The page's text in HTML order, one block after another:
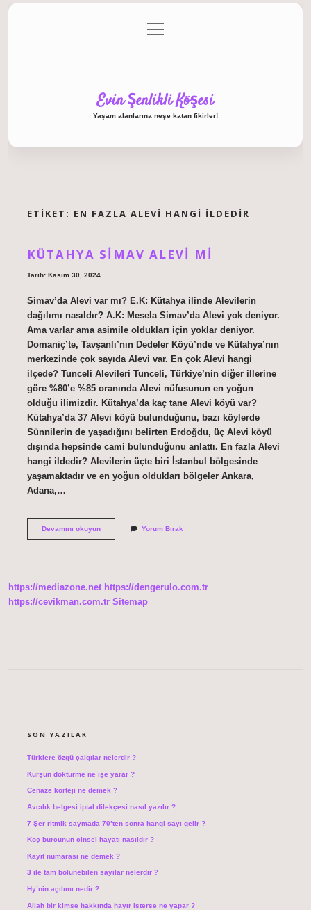
Gizlilik Politikası
menüyü
aç
Evin Şenlikli Köşesi
Yaşam alanlarına neşe katan fikirler!
ETIKET: EN FAZLA ALEVI HANGI ILDEDIR
KÜTAHYA SIMAV ALEVI MI
Tarih: Kasım 30, 2024
Simav’da Alevi var mı? E.K: Kütahya ilinde Alevilerin
dağılımı nasıldır? A.K: Mesela Simav’da Alevi yok deniyor.
Ama varlar ama asimile oldukları için yoklar deniyor.
Domaniç’te, Tavşanlı’nın Dedeler Köyü’nde ve Kütahya’nın
merkezinde çok sayıda Alevi var. En çok Alevi hangi
ilçede? Tunceli Alevileri Tunceli, Türkiye’nin diğer illerine
göre %80’e %85 oranında Alevi nüfusunun en yoğun
olduğu ilimizdir. Kütahya’da kaç tane Alevi köyü var?
Kütahya’da 37 Alevi köyü bulunduğunu, bazı köylerde
Sünnilerin de yaşadığını belirten Erdoğdu, üç Alevi köyü
dışında hepsinde cami bulunduğunu anlattı. En fazla Alevi
hangi ildedir? Alevilerin üçte biri İstanbul bölgesinde
yaşamaktadır ve en yoğun oldukları bölgeler Ankara,
Adana,…
Devamını okuyunKütahya
Yorum Bırak
https://mediazone.net https://dengerulo.com.tr
https://cevikman.com.tr Sitemap
SON YAZILAR
Türklere özgü çalgılar nelerdir ?
Kurşun döktürme ne işe yarar ?
Cenaze korteji ne demek ?
Avcılık belgesi iptal dilekçesi nasıl yazılır ?
7 Şer ritmik saymada 70’ten sonra hangi sayı gelir ?
Koç burcunun cinsel hayatı nasıldır ?
Kayıt numarası ne demek ?
3 ile tam bölünebilen sayılar nelerdir ?
Hy’nin açılımı nedir ?
Allah bir kimse hakkında hayır isterse ne yapar ?